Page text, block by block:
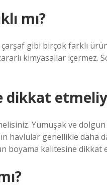
mı?
gibi birçok farklı
kimyasallar içermez.
dikkat
Yumuşak ve
havlular genellikle daha
boyama kalitesine dikkat